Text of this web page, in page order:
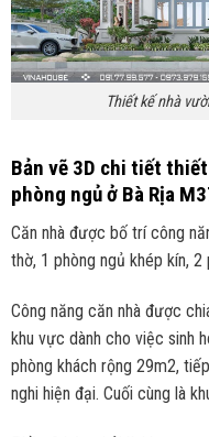
Thiết kế nhà
Bản vẽ 3D chi tiết
phòng ngủ ở Bà Rịa
Căn nhà được bố trí công
thờ, 1 phòng ngủ khép kín, 2
Công năng căn nhà được
khu vực dành cho việc sinh
phòng khách rộng 29m2,
nghi hiện đại. Cuối cùng là